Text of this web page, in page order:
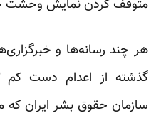
متوقف کردن نمایش وحشت
سازمان حقوق بشر ایران که